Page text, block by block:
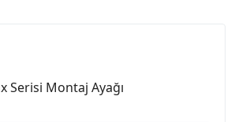
Serisi Montaj Ayağı